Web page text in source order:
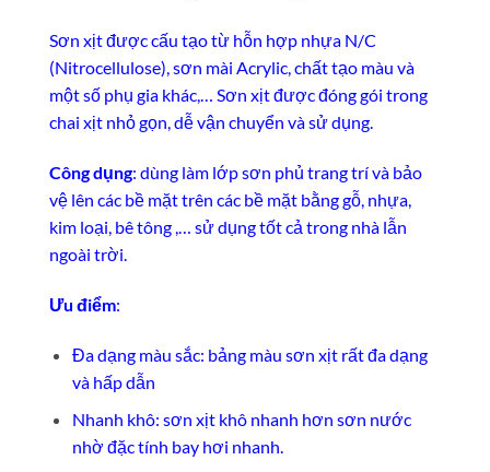
Sơn xịt được cấu tạo từ hỗn hợp nhựa N/C
(Nitrocellulose), sơn mài Acrylic, chất tạo màu và
một số phụ gia khác,… Sơn xịt được đóng gói trong
chai xịt nhỏ gọn, dễ vận chuyển và sử dụng.
Công dụng: dùng làm lớp sơn phủ trang trí và bảo
vệ lên các bề mặt trên các bề mặt bằng gỗ, nhựa,
kim loại, bê tông ,… sử dụng tốt cả trong nhà lẫn
ngoài trời.
Ưu điểm:
Đa dạng màu sắc: bảng màu sơn xịt rất đa dạng
và hấp dẫn
Nhanh khô: sơn xịt khô nhanh hơn sơn nước
nhờ đặc tính bay hơi nhanh.